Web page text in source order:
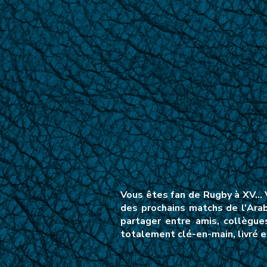
Vous êtes fan de Rugby à
des prochains matchs de
partager entre amis,
totalement clé-en-main, livré